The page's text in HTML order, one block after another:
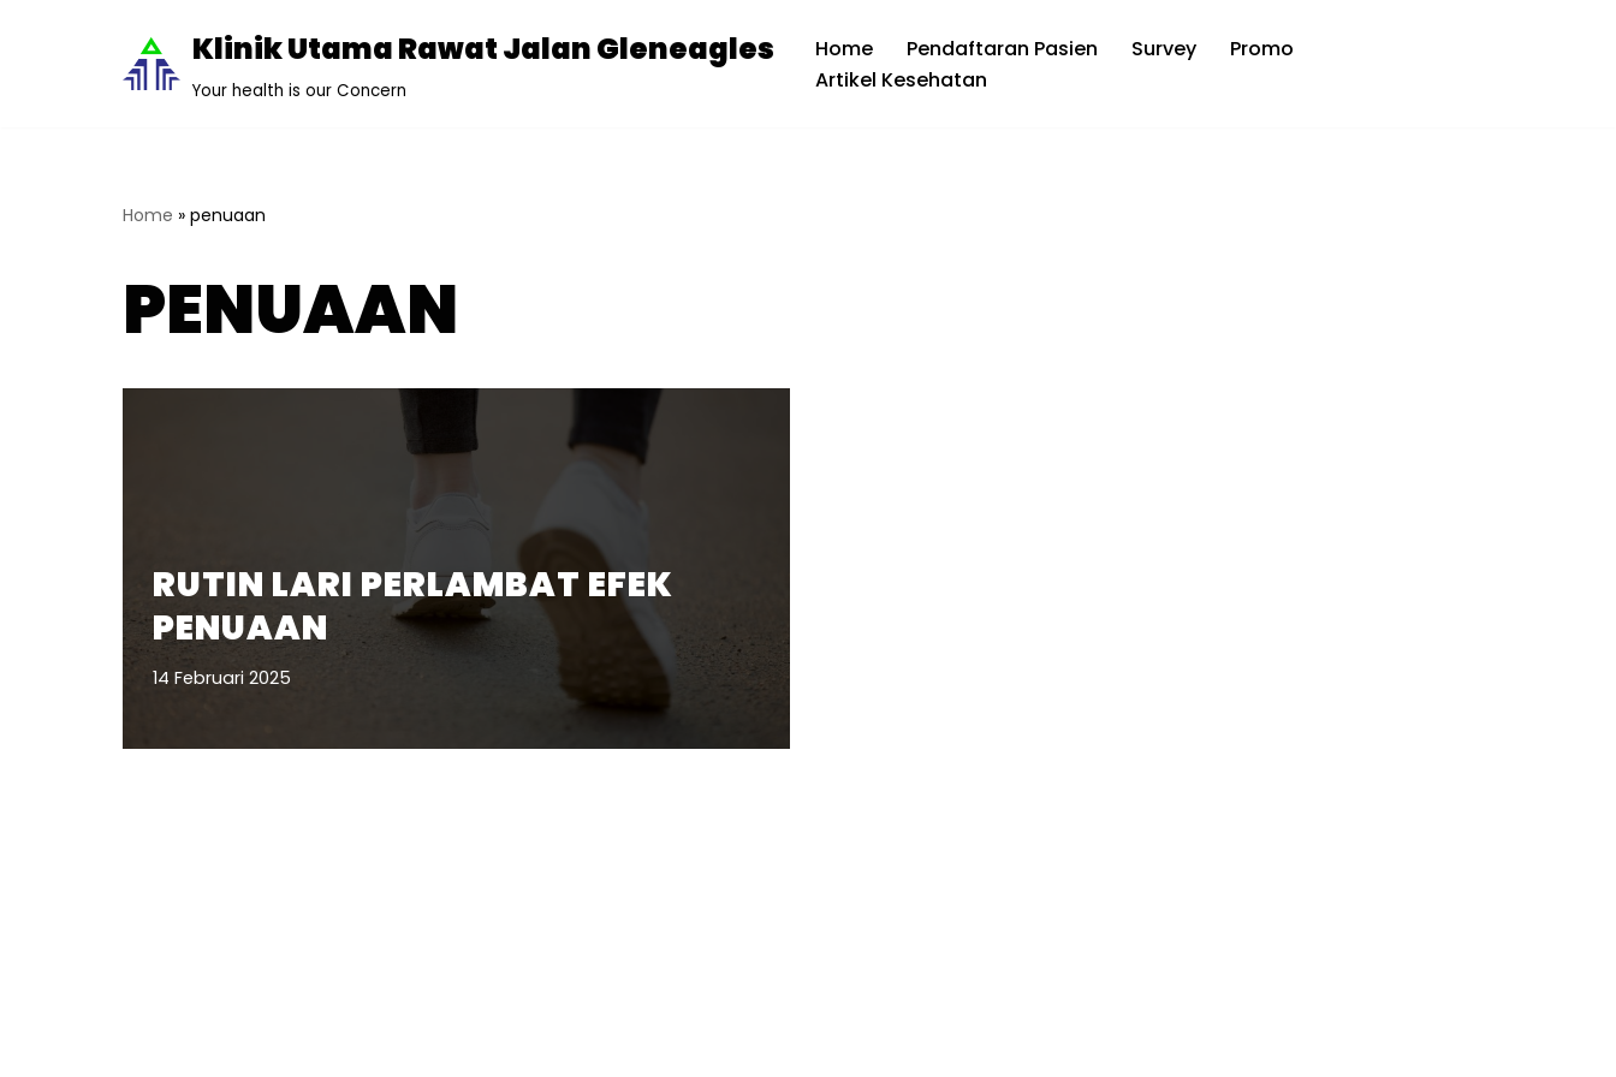
Klinik Utama Rawat Jalan Gleneagles
Your health is our Concern
Home Pendaftaran Pasien Survey
Promo
Artikel Kesehatan
Home » penuaan
PENUAAN
RUTIN LARI PERLAMBAT EFEK
PENUAAN
14 Februari 2025